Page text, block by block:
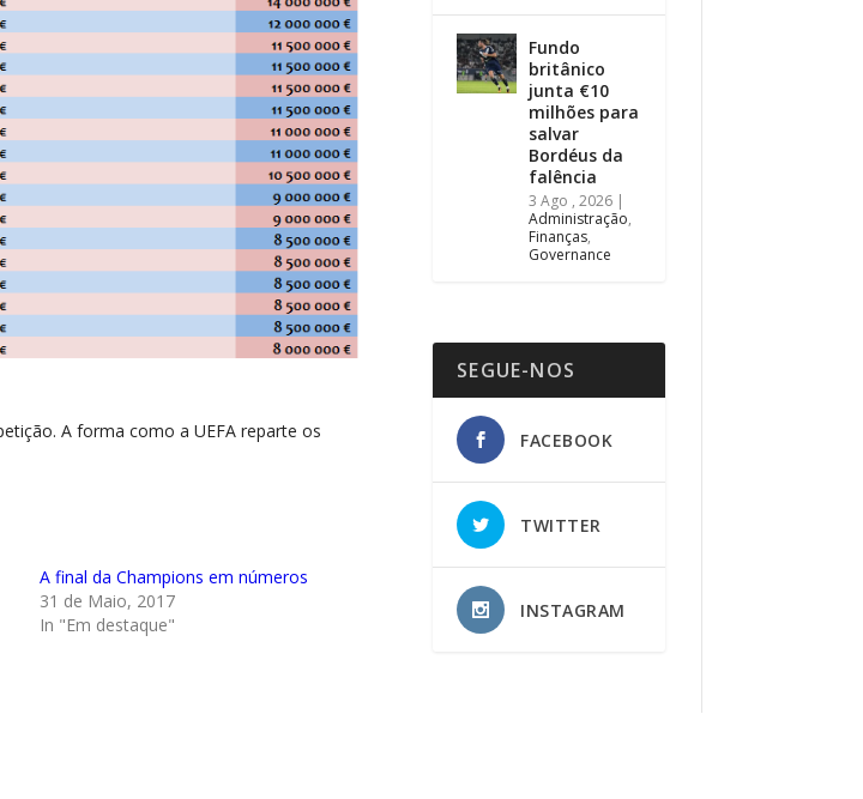
A forma como a UEFA reparte os
A final da Champions em números
31 de Maio, 2017
In "Em destaque"
Fundo
britânico
junta €10
milhões para
salvar
Bordéus da
falência
3 Ago , 2026 |
Administração,
Finanças,
Governance
SEGUE-NOS
FACEBOOK
TWITTER
INSTAGRAM